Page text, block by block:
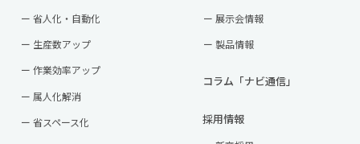
省人化・自動化
生産数アップ
作業効率アップ
属人化解消
省スペース化
展示会情報
製品情報
コラム「ナビ通信」
採用情報